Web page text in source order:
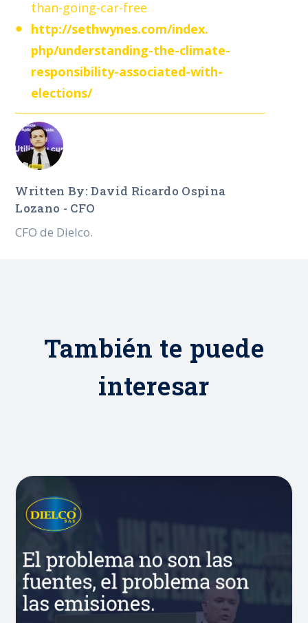
than-going-car-free
http://sethwynes.com/index.
php/understanding-the-climate-
responsibility-associated-with-
elections/
Written By: David Ricardo Ospina
Lozano - CFO
CFO de Dielco.
También te puede
interesar